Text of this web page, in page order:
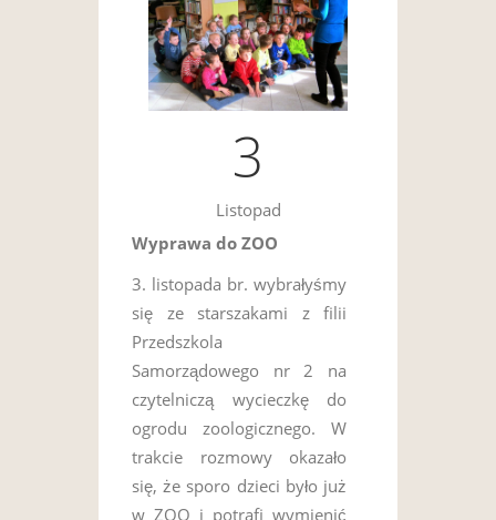
3
Listopad
Wyprawa do ZOO
3. listopada br. wybrałyśmy
się ze starszakami z filii
Przedszkola
Samorządowego nr 2 na
czytelniczą wycieczkę do
ogrodu zoologicznego. W
trakcie rozmowy okazało
się, że sporo dzieci było już
w ZOO i potrafi wymienić